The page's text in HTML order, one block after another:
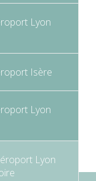
Lyon
Isère
Lyon
Lyon